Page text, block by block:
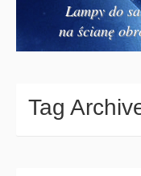
Lampy do
na ścianę
Tag